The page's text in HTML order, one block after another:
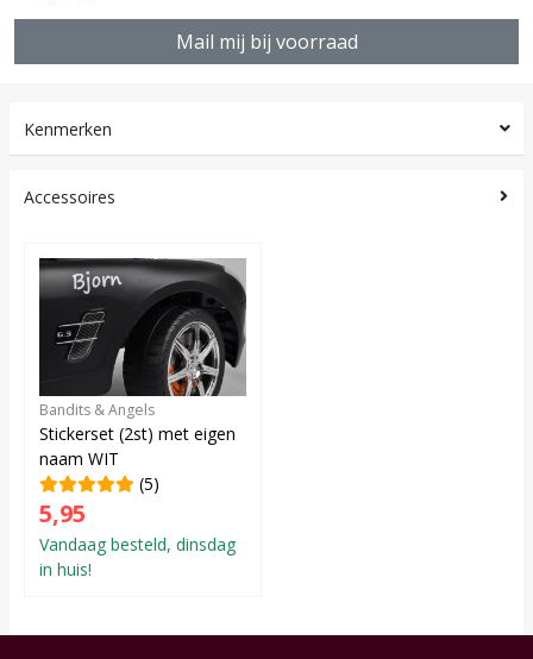
Mail mij bij voorraad
Kenmerken
Accessoires
Bandits & Angels
Stickerset (2st) met eigen
naam WIT
(5)
5,95
Vandaag besteld, dinsdag
in huis!